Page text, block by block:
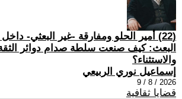
(22) أمير الحلو ومفارقة -غير البعثي-
البعث: كيف صنعت سلطة صدام دوائر
والاستثناء؟
إسماعيل نوري الربيعي
2026 / 8 / 9
قضايا ثقافية